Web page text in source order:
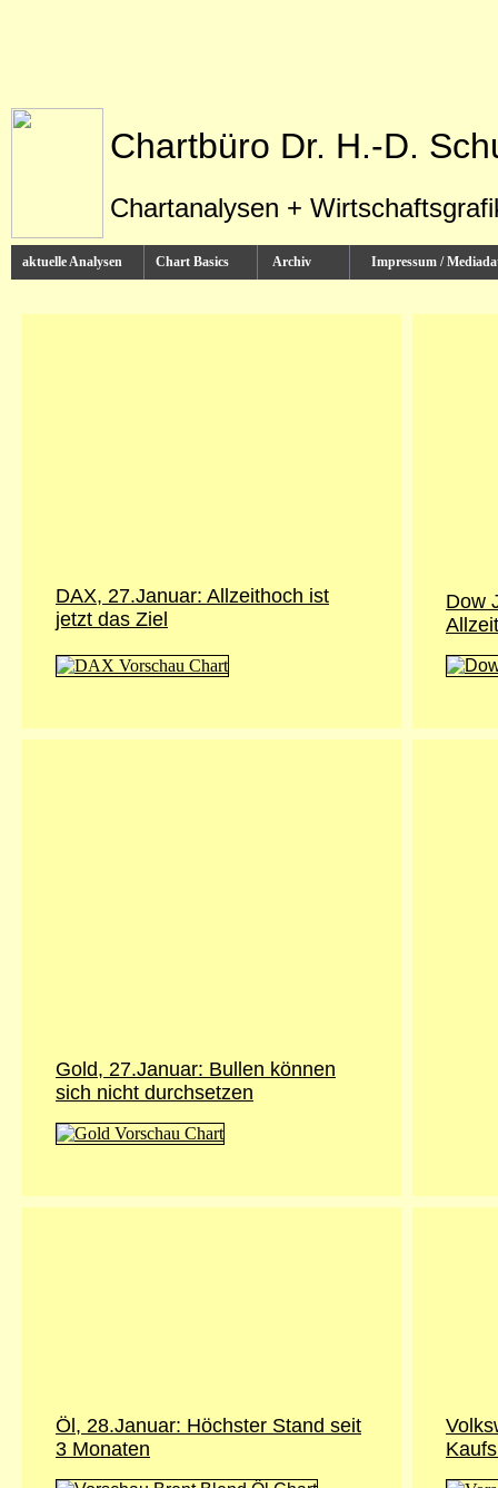
Chartbüro Dr. H.-D.
Chartanalysen +
aktuelle Analysen Chart Basics Archiv Impressum /
DAX, 27.Januar: Allzeithoch ist
jetzt das Ziel
Dow
Gold, 27.Januar: Bullen können
sich nicht durchsetzen
Öl, 28.Januar: Höchster Stand seit
3 Monaten